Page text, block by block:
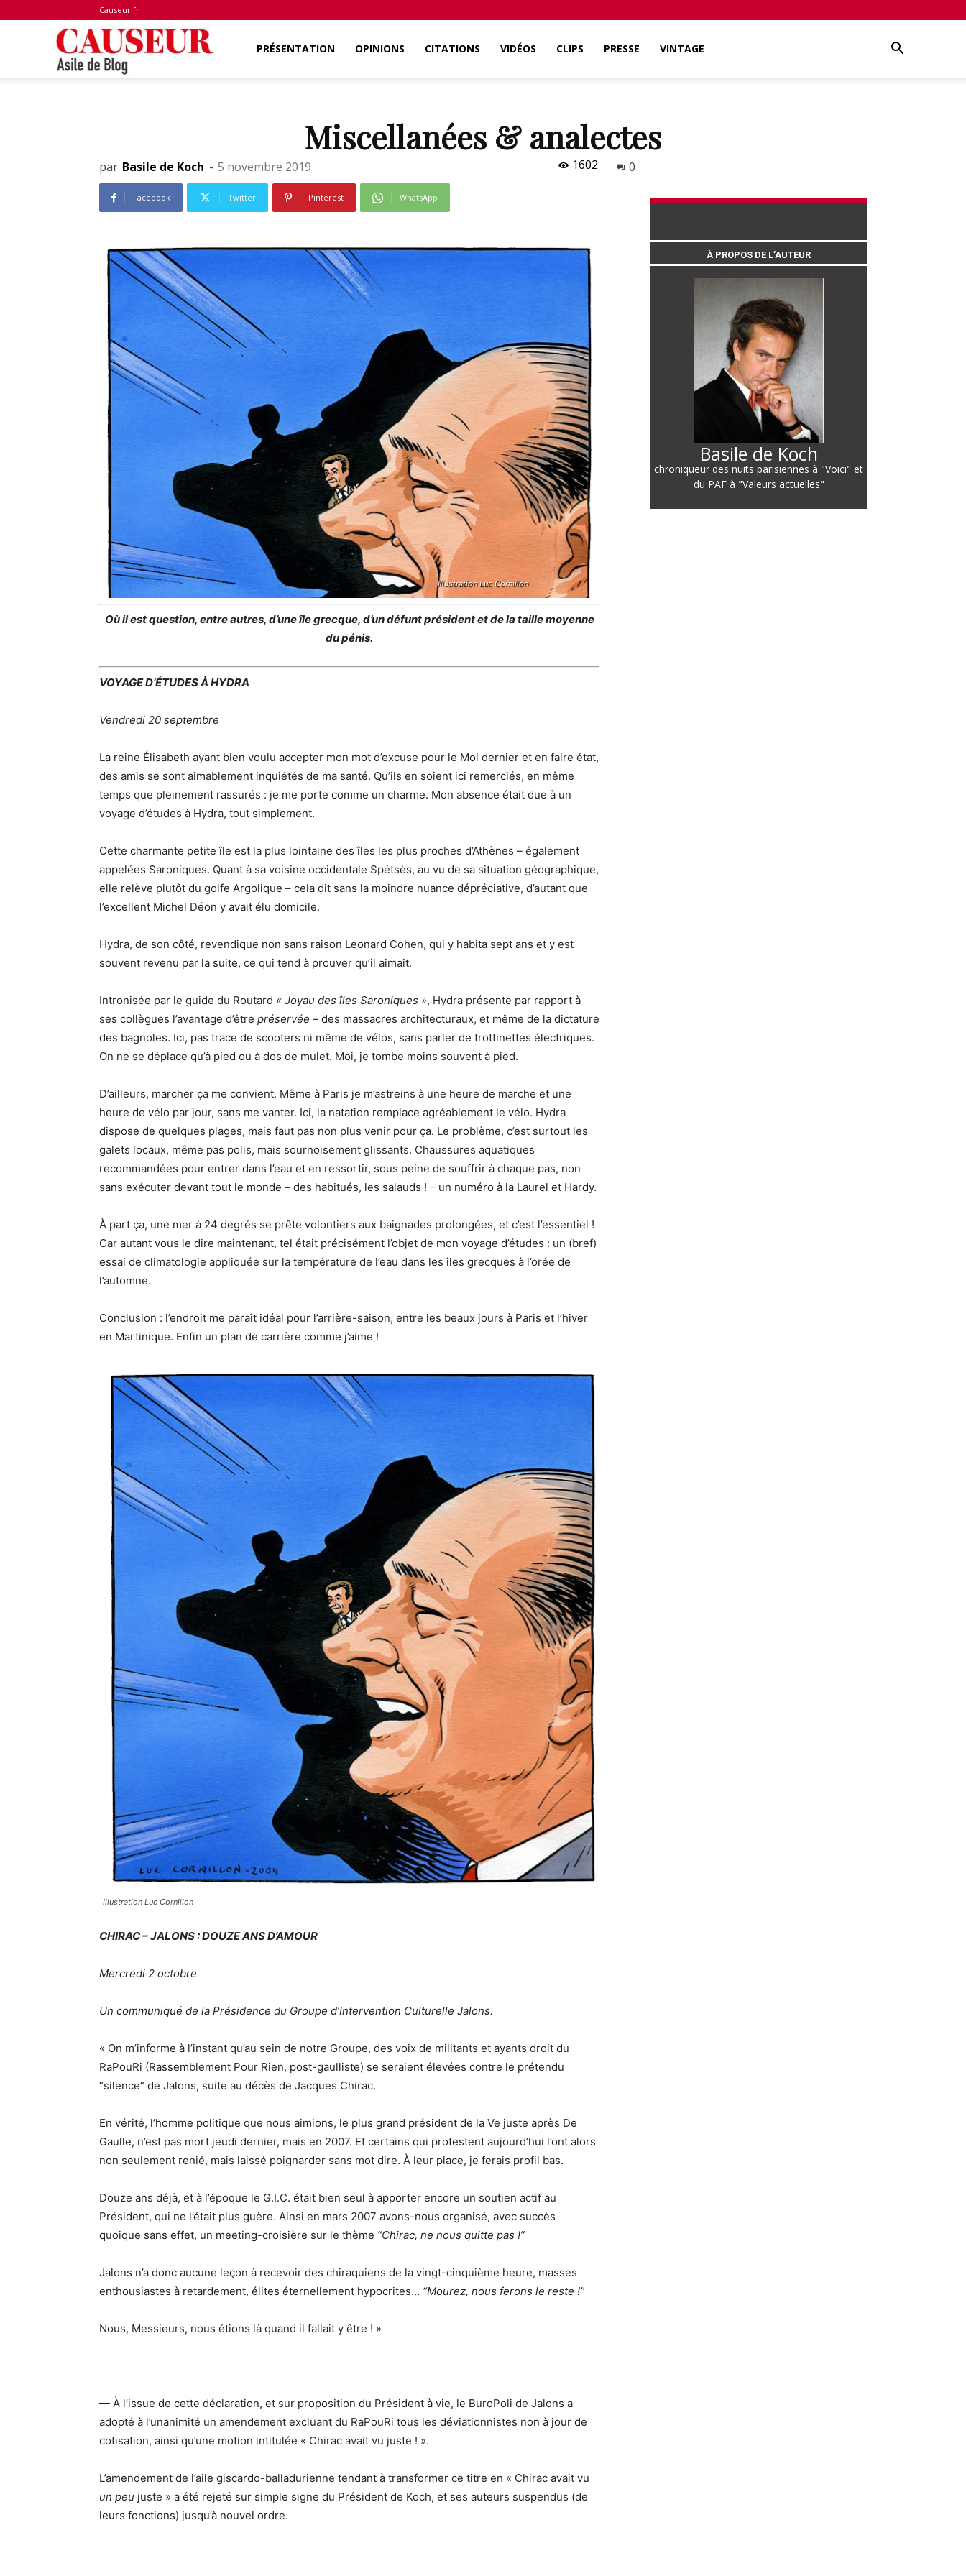
Causeur.fr
Blog
PRÉSENTATION OPINIONS CITATIONS VIDÉOS CLIPS PRESSE VINTAGE
Miscellanées & analectes
par Basile de Koch - 5 novembre 2019 1602 0
Facebook Twitter Pinterest WhatsApp
Illustration Luc Cornillon
Où il est question, entre autres, d’une île grecque, d’un défunt président et de la taille moyenne
du pénis.
VOYAGE D’ÉTUDES À HYDRA
Vendredi 20 septembre
La reine Élisabeth ayant bien voulu accepter mon mot d’excuse pour le Moi dernier et en faire état,
des amis se sont aimablement inquiétés de ma santé. Qu’ils en soient ici remerciés, en même
temps que pleinement rassurés : je me porte comme un charme. Mon absence était due à un
voyage d’études à Hydra, tout simplement.
Cette charmante petite île est la plus lointaine des îles les plus proches d’Athènes – également
appelées Saroniques. Quant à sa voisine occidentale Spétsès, au vu de sa situation géographique,
elle relève plutôt du golfe Argolique – cela dit sans la moindre nuance dépréciative, d’autant que
l’excellent Michel Déon y avait élu domicile.
Hydra, de son côté, revendique non sans raison Leonard Cohen, qui y habita sept ans et y est
souvent revenu par la suite, ce qui tend à prouver qu’il aimait.
Intronisée par le guide du Routard « Joyau des îles Saroniques », Hydra présente par rapport à
ses collègues l’avantage d’être préservée – des massacres architecturaux, et même de la dictature
des bagnoles. Ici, pas trace de scooters ni même de vélos, sans parler de trottinettes électriques.
On ne se déplace qu’à pied ou à dos de mulet. Moi, je tombe moins souvent à pied.
D’ailleurs, marcher ça me convient. Même à Paris je m’astreins à une heure de marche et une
heure de vélo par jour, sans me vanter. Ici, la natation remplace agréablement le vélo. Hydra
dispose de quelques plages, mais faut pas non plus venir pour ça. Le problème, c’est surtout les
galets locaux, même pas polis, mais sournoisement glissants. Chaussures aquatiques
recommandées pour entrer dans l’eau et en ressortir, sous peine de souffrir à chaque pas, non
sans exécuter devant tout le monde – des habitués, les salauds ! – un numéro à la Laurel et Hardy.
À part ça, une mer à 24 degrés se prête volontiers aux baignades prolongées, et c’est l’essentiel !
Car autant vous le dire maintenant, tel était précisément l’objet de mon voyage d’études : un (bref)
essai de climatologie appliquée sur la température de l’eau dans les îles grecques à l’orée de
l’automne.
Conclusion : l’endroit me paraît idéal pour l’arrière-saison, entre les beaux jours à Paris et l’hiver
en Martinique. Enfin un plan de carrière comme j’aime !
Illustration Luc Cornillon
CHIRAC – JALONS : DOUZE ANS D’AMOUR
Mercredi 2 octobre
Un communiqué de la Présidence du Groupe d’Intervention Culturelle Jalons.
« On m’informe à l’instant qu’au sein de notre Groupe, des voix de militants et ayants droit du
RaPouRi (Rassemblement Pour Rien, post-gaulliste) se seraient élevées contre le prétendu
“silence” de Jalons, suite au décès de Jacques Chirac.
En vérité, l’homme politique que nous aimions, le plus grand président de la Ve juste après De
Gaulle, n’est pas mort jeudi dernier, mais en 2007. Et certains qui protestent aujourd’hui l’ont alors
non seulement renié, mais laissé poignarder sans mot dire. À leur place, je ferais profil bas.
Douze ans déjà, et à l’époque le G.I.C. était bien seul à apporter encore un soutien actif au
Président, qui ne l’était plus guère. Ainsi en mars 2007 avons-nous organisé, avec succès
quoique sans effet, un meeting-croisière sur le thème “Chirac, ne nous quitte pas !”
Jalons n’a donc aucune leçon à recevoir des chiraquiens de la vingt-cinquième heure, masses
enthousiastes à retardement, élites éternellement hypocrites… “Mourez, nous ferons le reste !”
Nous, Messieurs, nous étions là quand il fallait y être ! »
— À l’issue de cette déclaration, et sur proposition du Président à vie, le BuroPoli de Jalons a
adopté à l’unanimité un amendement excluant du RaPouRi tous les déviationnistes non à jour de
cotisation, ainsi qu’une motion intitulée « Chirac avait vu juste ! ».
L’amendement de l’aile giscardo-balladurienne tendant à transformer ce titre en « Chirac avait vu
un peu juste » a été rejeté sur simple signe du Président de Koch, et ses auteurs suspendus (de
leurs fonctions) jusqu’à nouvel ordre.
À PROPOS DE L’AUTEUR
Basile de Koch
chroniqueur des nuits parisiennes à "Voici" et
du PAF à "Valeurs actuelles"